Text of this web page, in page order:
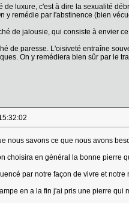
de luxure, c'est à dire la sexualité
y remédie par l'abstinence (bien
de jalousie, qui consiste à envier
de paresse. L'oisiveté entraîne
On y remédiera bien sûr par le
nous savons ce que nous avons
choisira en général la bonne pierre
par notre façon de vivre et notre
en a la fin j'ai pris une pierre